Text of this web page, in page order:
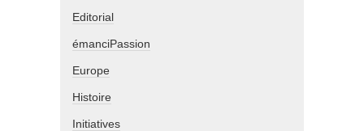
Editorial
émanciPassion
Europe
Histoire
Initiatives